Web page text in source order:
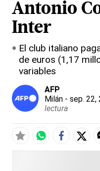
Antonio
Inter
El club italiano
de euros (1,17
variables
AFP
Milán - sep. 22,
lectura